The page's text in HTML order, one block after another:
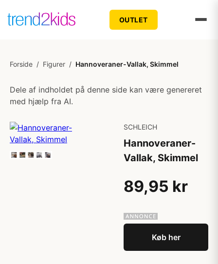
OUTLET
Forside / Figurer / Hannoveraner-Vallak, Skimmel
Dele af indholdet på denne side kan være genereret
med hjælp fra AI.
SCHLEICH
Hannoveraner-
Vallak, Skimmel
89,95 kr
Køb her